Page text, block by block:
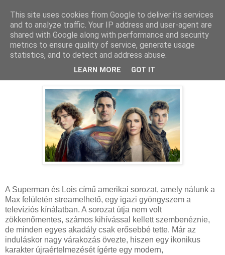
2024. november 23., szombat
Superman és Lois - Kritika
A Superman és Lois című amerikai sorozat, amely nálunk a
Max felületén streamelhető, egy igazi gyöngyszem a
televíziós kínálatban. A sorozat útja nem volt
zökkenőmentes, számos kihívással kellett szembenéznie,
de minden egyes akadály csak erősebbé tette. Már az
induláskor nagy várakozás övezte, hiszen egy ikonikus
karakter újraértelmezését ígérte egy modern,
This site uses cookies from Google to deliver its services
and to analyze traffic. Your IP address and user-agent are
shared with Google along with performance and security
metrics to ensure quality of service, generate usage
statistics, and to detect and address abuse.
LEARN MORE GOT IT